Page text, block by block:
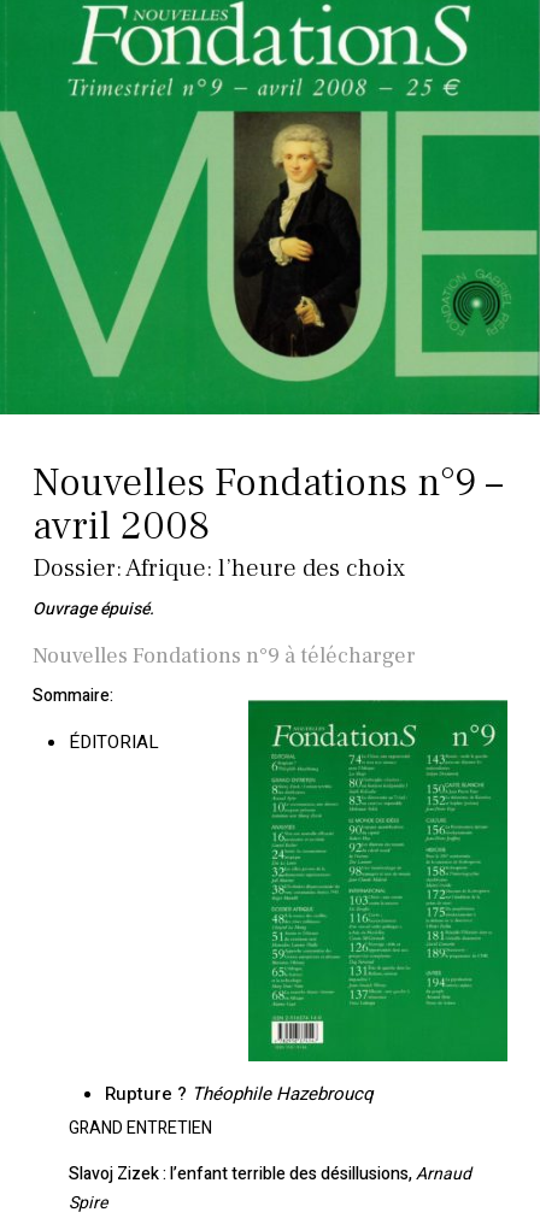
Nouvelles Fondations n°9 –
avril 2008
Dossier: Afrique: l’heure des choix
Ouvrage épuisé.
Nouvelles Fondations n°9 à télécharger
Sommaire:
ÉDITORIAL
Rupture ? Théophile Hazebroucq
GRAND ENTRETIEN
Slavoj Zizek : l’enfant terrible des désillusions,Arnaud
Spire